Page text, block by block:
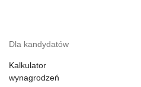
Dla kandydatów
Kalkulator
wynagrodzeń